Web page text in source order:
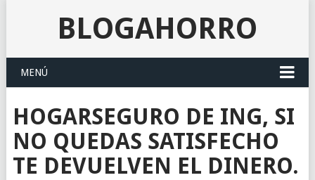
BLOGAHORRO
MENÚ
HOGARSEGURO DE ING, SI
NO QUEDAS SATISFECHO
TE DEVUELVEN EL DINERO.